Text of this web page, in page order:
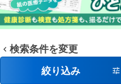
検索条件を変更
絞り込み